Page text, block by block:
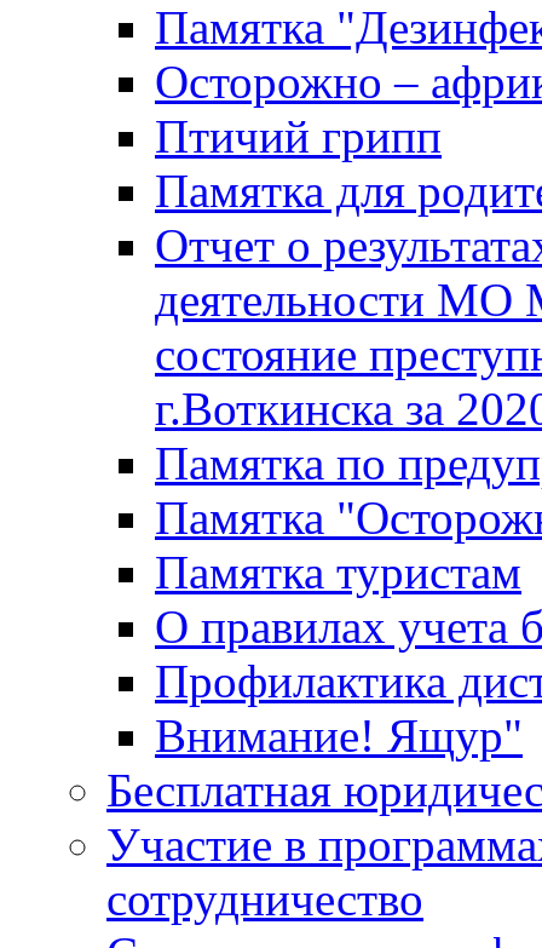
Памятка
Осторожно –
Птичий грипп
Памятка для
Отчет о
деятельности МО
состояние
г.Воткинска за
Памятка по
Памятка
Памятка туристам
О правилах учета
Профилактика
Внимание! Ящур"
Бесплатная
Участие в
сотрудничество